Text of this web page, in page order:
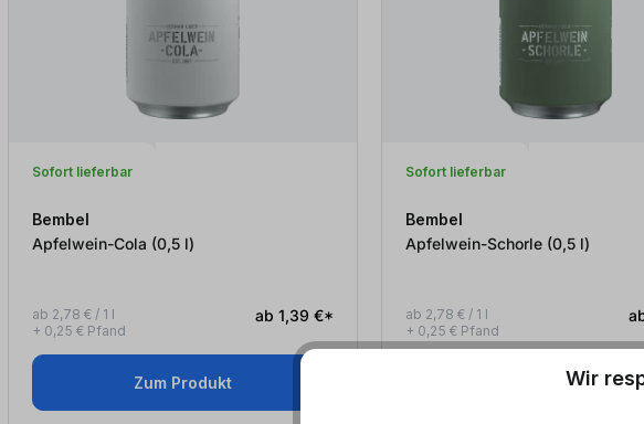
Sofort lieferbar
Bembel
Apfelwein-Cola (0,5 l)
ab 2,78 € / 1 l
+ 0,25 € Pfand
ab 1,39 €*
Zum Produkt
Sofort lieferbar
Bembel
Apfelwein-Schorle (0,5 l)
ab 2,78 € / 1 l
+ 0,25 € Pfand
Zum Produkt
Wir